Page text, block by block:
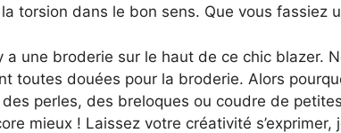
torsion dans le bon sens. Que vous fassiez
a une broderie sur le haut de ce chic blazer.
toutes douées pour la broderie. Alors
perles, des breloques ou coudre de
mieux ! Laissez votre créativité s’exprimer,